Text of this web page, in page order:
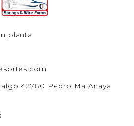
planta
42780 Pedro Ma Anaya